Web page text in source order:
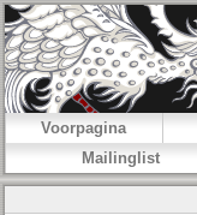
Voorpagina
Mailinglist